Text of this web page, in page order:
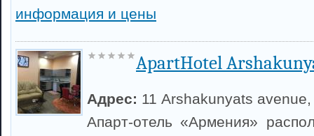
информация и цены
ApartHotel
Адрес: 11 Arshakunyats
Апарт-отель «Армения»